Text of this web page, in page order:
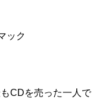
ック
CDを売った一人で